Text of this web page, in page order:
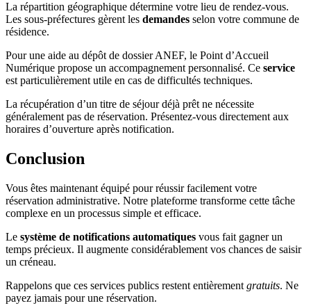
La répartition géographique détermine votre lieu de rendez-vous.
Les sous-préfectures gèrent les demandes selon votre commune de
résidence.
Pour une aide au dépôt de dossier ANEF, le Point d’Accueil
Numérique propose un accompagnement personnalisé. Ce service
est particulièrement utile en cas de difficultés techniques.
La récupération d’un titre de séjour déjà prêt ne nécessite
généralement pas de réservation. Présentez-vous directement aux
horaires d’ouverture après notification.
Conclusion
Vous êtes maintenant équipé pour réussir facilement votre
réservation administrative. Notre plateforme transforme cette tâche
complexe en un processus simple et efficace.
Le système de notifications automatiques vous fait gagner un
temps précieux. Il augmente considérablement vos chances de saisir
un créneau.
Rappelons que ces services publics restent entièrement gratuits. Ne
payez jamais pour une réservation.